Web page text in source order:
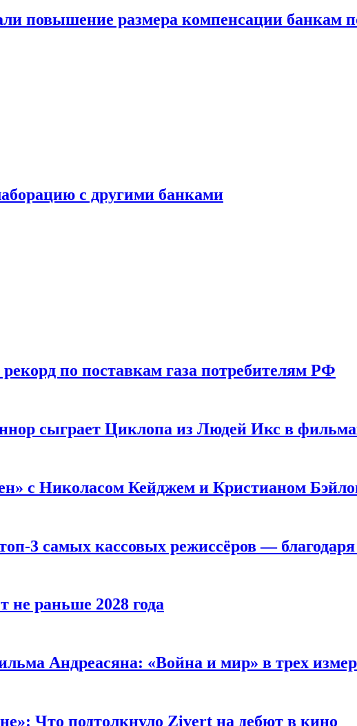
повышение размера компенсации банкам
с другими банками
по поставкам газа потребителям РФ
сыграет Циклопа из Людей Икс в
с Николасом Кейджем и Кристианом
3 самых кассовых режиссёров — благодаря
раньше 2028 года
Андреасяна: «Война и мир» в трех
Что подтолкнуло Zivert на дебют в кино